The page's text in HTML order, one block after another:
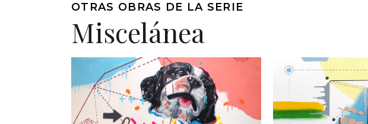
OTRAS OBRAS DE LA SERIE
Miscelánea